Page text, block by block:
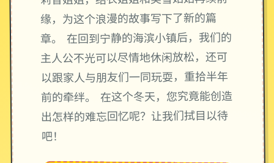
缘，为这个浪漫的故事写下了新的篇
章。 在回到宁静的海滨小镇后，我们的
主人公不光可以尽情地休闲放松，还可
以跟家人与朋友们一同玩耍，重拾半年
前的牵绊。 在这个冬天，您究竟能创造
出怎样的难忘回忆呢？让我们拭目以待
吧！